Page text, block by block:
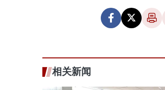
相关新闻